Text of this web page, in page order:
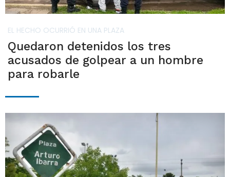
EL HECHO OCURRIÓ EN UNA PLAZA
Quedaron detenidos los tres
acusados de golpear a un hombre
para robarle